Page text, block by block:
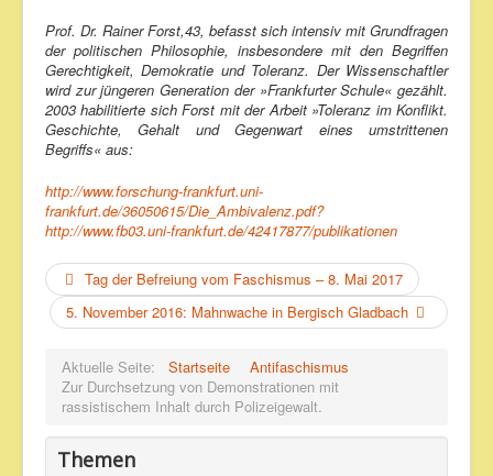
Prof. Dr. Rainer Forst,43, befasst sich intensiv mit Grundfragen
der politischen Philosophie, insbesondere mit den Begriffen
Gerechtigkeit, Demokratie und Toleranz. Der Wissenschaftler
wird zur jüngeren Generation der »Frankfurter Schule« gezählt.
2003 habilitierte sich Forst mit der Arbeit »Toleranz im Konflikt.
Geschichte, Gehalt und Gegenwart eines umstrittenen
Begriffs« aus:
http://www.forschung-frankfurt.uni-
frankfurt.de/36050615/Die_Ambivalenz.pdf?
http://www.fb03.uni-frankfurt.de/42417877/publikationen
Tag der Befreiung vom Faschismus – 8. Mai 2017
5. November 2016: Mahnwache in Bergisch Gladbach
Aktuelle Seite: Startseite
Antifaschismus
Zur Durchsetzung von Demonstrationen mit
rassistischem Inhalt durch Polizeigewalt.
Themen